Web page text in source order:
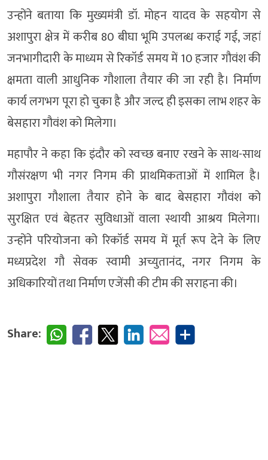
उन्होंने बताया कि मुख्यमंत्री डॉ. मोहन यादव के सहयोग से
अशापुरा क्षेत्र में करीब 80 बीघा भूमि उपलब्ध कराई गई, जहां
जनभागीदारी के माध्यम से रिकॉर्ड समय में 10 हजार गौवंश की
क्षमता वाली आधुनिक गौशाला तैयार की जा रही है। निर्माण
कार्य लगभग पूरा हो चुका है और जल्द ही इसका लाभ शहर के
बेसहारा गौवंश को मिलेगा।
महापौर ने कहा कि इंदौर को स्वच्छ बनाए रखने के साथ-साथ
गौसंरक्षण भी नगर निगम की प्राथमिकताओं में शामिल है।
अशापुरा गौशाला तैयार होने के बाद बेसहारा गौवंश को
सुरक्षित एवं बेहतर सुविधाओं वाला स्थायी आश्रय मिलेगा।
उन्होंने परियोजना को रिकॉर्ड समय में मूर्त रूप देने के लिए
मध्यप्रदेश गौ सेवक स्वामी अच्युतानंद, नगर निगम के
अधिकारियों तथा निर्माण एजेंसी की टीम की सराहना की।
Share: